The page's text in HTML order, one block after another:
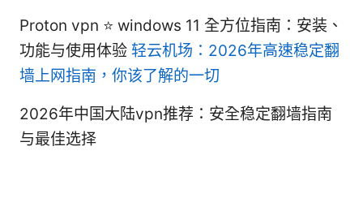
Proton vpn ⭐ windows 11 全方位指南：安装、
功能与使用体验 轻云机场：2026年高速稳定翻
墙上网指南，你该了解的一切
2026年中国大陆vpn推荐：安全稳定翻墙指南
与最佳选择